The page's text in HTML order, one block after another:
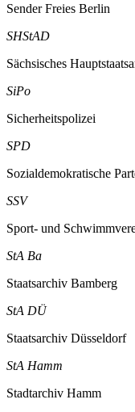
Sender Freies Berlin
SHStAD
Sächsisches
SiPo
Sicherheitspolizei
SPD
Sozialdemokratische
SSV
Sport- und
StA Ba
Staatsarchiv Bamberg
StA DÜ
Staatsarchiv Düsseldorf
StA Hamm
Stadtarchiv Hamm